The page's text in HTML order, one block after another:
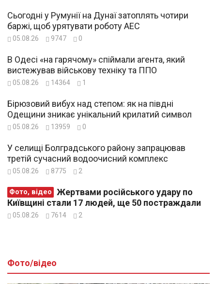
Сьогодні у Румунії на Дунаї затоплять чотири
баржі, щоб урятувати роботу АЕС
05.08.26 9747 0
В Одесі «на гарячому» спіймали агента, який
вистежував військову техніку та ППО
05.08.26 14364 1
Бірюзовий вибух над степом: як на півдні
Одещини зникає унікальний крилатий символ
05.08.26 13959 0
У селищі Болградського району запрацював
третій сучасний водоочисний комплекс
05.08.26 8775 2
Фото, відео
Київщині стали 17 людей, ще 50 постраждали
05.08.26 7614 2
Фото/відео